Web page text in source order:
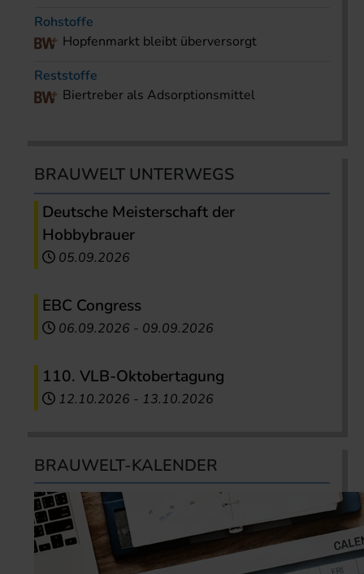
Rohstoffe
Hopfenmarkt bleibt überversorgt
Reststoffe
Biertreber als Adsorptionsmittel
BRAUWELT UNTERWEGS
Deutsche Meisterschaft der
Hobbybrauer
05.09.2026
EBC Congress
06.09.2026 - 09.09.2026
110. VLB-Oktobertagung
12.10.2026 - 13.10.2026
BRAUWELT-KALENDER